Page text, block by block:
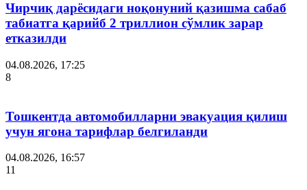
Чирчиқ дарёсидаги ноқонуний қазишма сабаб
табиатга қарийб 2 триллион сўмлик зарар
етказилди
04.08.2026, 17:25
8
Тошкентда автомобилларни эвакуация қилиш
учун ягона тарифлар белгиланди
04.08.2026, 16:57
11